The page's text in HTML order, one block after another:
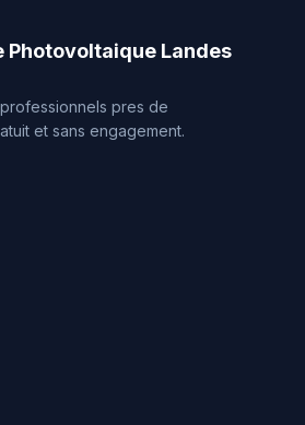
Photovoltaique Landes
pres de
et sans engagement.